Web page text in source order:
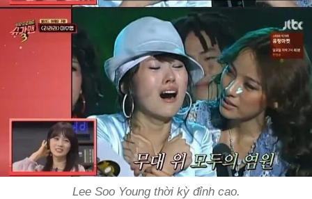
Lee Soo Young thời kỳ đỉnh cao.